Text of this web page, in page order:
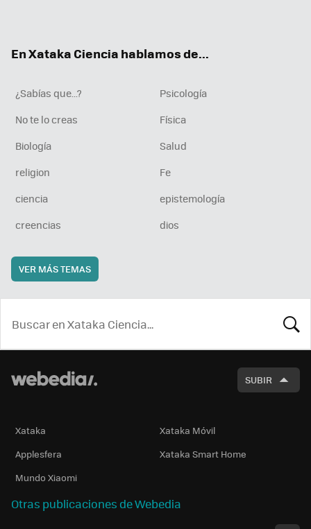
En Xataka Ciencia hablamos de...
¿Sabías que...?
Psicología
No te lo creas
Física
Biología
Salud
religion
Fe
ciencia
epistemología
creencias
dios
VER MÁS TEMAS
SUBIR
Xataka
Xataka Móvil
Applesfera
Xataka Smart Home
Mundo Xiaomi
Otras publicaciones de Webedia